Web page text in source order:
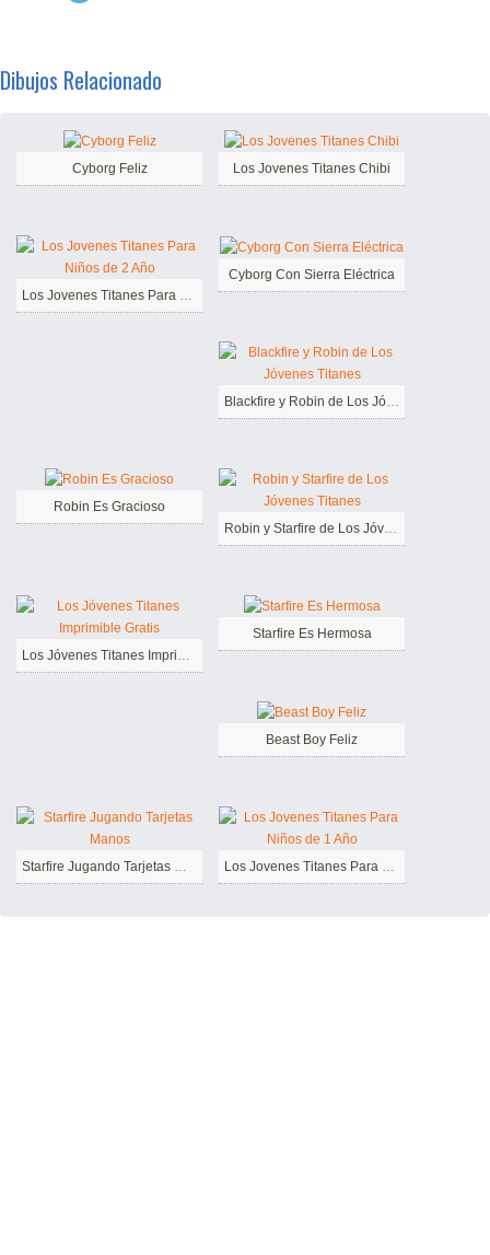
Dibujos Relacionado
Cyborg Feliz Los Jovenes Titanes Chibi
Los Jovenes Titanes Para Niños de 2 Año
Cyborg Con Sierra Eléctrica
Robin Es Gracioso
Starfire Es Hermosa
Beast Boy Feliz
Starfire Jugando Tarjetas Manos Los Jovenes Titanes Para Niños de 1 Año